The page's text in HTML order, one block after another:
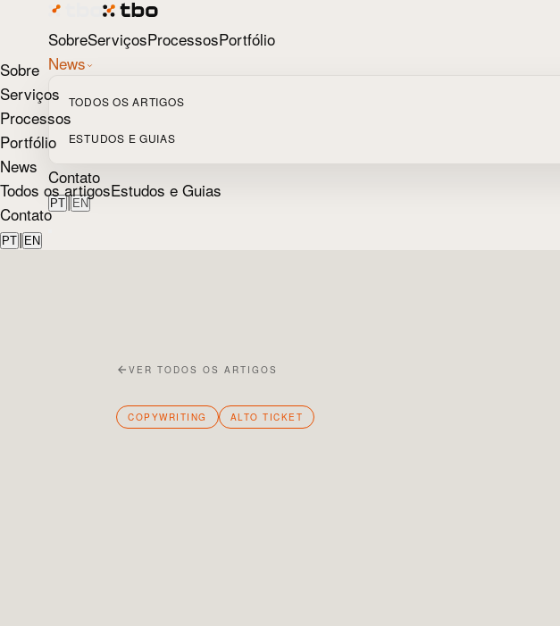
SobreServiçosProcessosPortfólio
News
TODOS OS ARTIGOS
ESTUDOS E GUIAS
Contato
PT| EN
Sobre
Serviços
Processos
Portfólio
News
Todos os artigosEstudos e Guias
Contato
PT | EN
VER TODOS OS ARTIGOS
COPYWRITING ALTO TICKET